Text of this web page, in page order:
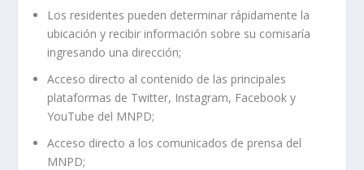
Los residentes pueden determinar rápidamente la
ubicación y recibir información sobre su comisaría
ingresando una dirección;
Acceso directo al contenido de las principales
plataformas de Twitter, Instagram, Facebook y
YouTube del MNPD;
Acceso directo a los comunicados de prensa del
MNPD;